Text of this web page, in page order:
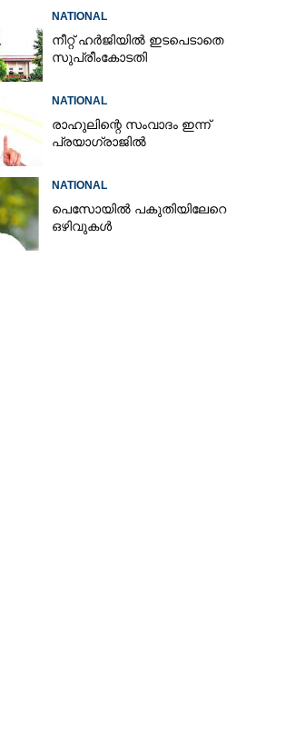
NATIONAL
നീറ്റ് ഹർജിയിൽ ഇടപെടാതെ
സുപ്രീംകോടതി
NATIONAL
രാഹുലിന്റെ സംവാദം ഇന്ന്
പ്രയാഗ്‌രാജിൽ
NATIONAL
പെസോയിൽ പകുതിയിലേറെ
ഒഴിവുകൾ